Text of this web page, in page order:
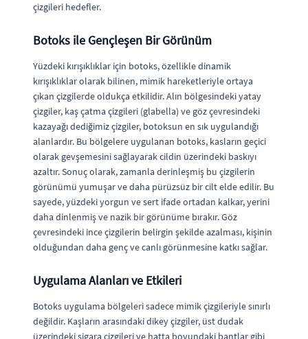
çizgileri hedefler.
Botoks ile Gençleşen Bir Görünüm
Yüzdeki kırışıklıklar için botoks, özellikle dinamik
kırışıklıklar olarak bilinen, mimik hareketleriyle ortaya
çıkan çizgilerde oldukça etkilidir. Alın bölgesindeki yatay
çizgiler, kaş çatma çizgileri (glabella) ve göz çevresindeki
kazayağı dediğimiz çizgiler, botoksun en sık uygulandığı
alanlardır. Bu bölgelere uygulanan botoks, kasların geçici
olarak gevşemesini sağlayarak cildin üzerindeki baskıyı
azaltır. Sonuç olarak, zamanla derinleşmiş bu çizgilerin
görünümü yumuşar ve daha pürüzsüz bir cilt elde edilir. Bu
sayede, yüzdeki yorgun ve sert ifade ortadan kalkar, yerini
daha dinlenmiş ve nazik bir görünüme bırakır. Göz
çevresindeki ince çizgilerin belirgin şekilde azalması, kişinin
olduğundan daha genç ve canlı görünmesine katkı sağlar.
Uygulama Alanları ve Etkileri
Botoks uygulama bölgeleri sadece mimik çizgileriyle sınırlı
değildir. Kaşların arasındaki dikey çizgiler, üst dudak
üzerindeki sigara çizgileri ve hatta boyundaki bantlar gibi